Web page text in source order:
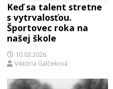
Keď sa talent stretne
s vytrvalosťou.
Športovec roka na
našej škole
10.03.2026
Viktória Galčeková